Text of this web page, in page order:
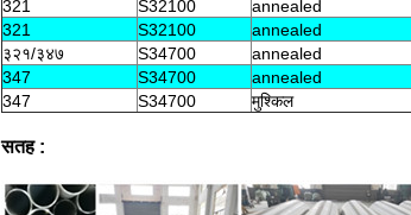
321
S32100 annealed
321
S32100 annealed
३२१/३४७
S34700 annealed
347
S34700 annealed
347
S34700 मुश्किल
सतह :